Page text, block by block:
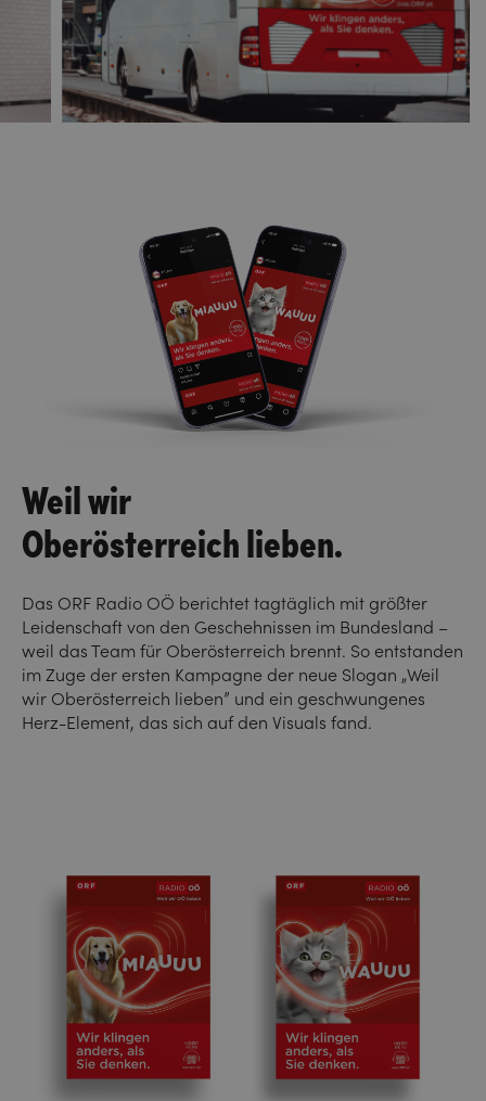
Weil wir
Oberösterreich lieben.
Das ORF Radio OÖ berichtet tagtäglich mit größter
Leidenschaft von den Geschehnissen im Bundesland –
weil das Team für Oberösterreich brennt. So entstanden
im Zuge der ersten Kampagne der neue Slogan „Weil
wir Oberösterreich lieben” und ein geschwungenes
Herz-Element, das sich auf den Visuals fand.